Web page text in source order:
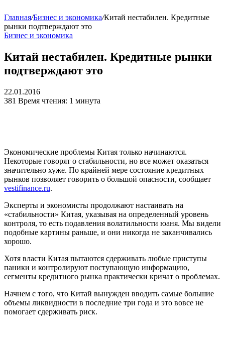
Главная/Бизнес и экономика/Китай нестабилен. Кредитные
рынки подтверждают это
Бизнес и экономика
Китай нестабилен. Кредитные рынки
подтверждают это
22.01.2016
381 Время чтения: 1 минута
Экономические проблемы Китая только начинаются.
Некоторые говорят о стабильности, но все может оказаться
значительно хуже. По крайней мере состояние кредитных
рынков позволяет говорить о большой опасности, сообщает
vestifinance.ru.
Эксперты и экономисты продолжают настаивать на
«стабильности» Китая, указывая на определенный уровень
контроля, то есть подавления волатильности юаня. Мы видели
подобные картины раньше, и они никогда не заканчивались
хорошо.
Хотя власти Китая пытаются сдерживать любые приступы
паники и контролируют поступающую информацию,
сегменты кредитного рынка практически кричат о проблемах.
Начнем с того, что Китай вынужден вводить самые большие
объемы ликвидности в последние три года и это вовсе не
помогает сдерживать риск.